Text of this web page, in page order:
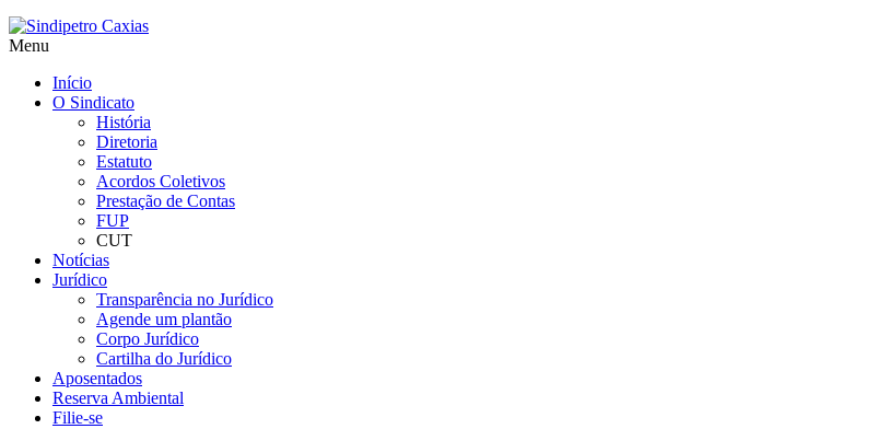
Menu
Início
O Sindicato
História
Diretoria
Estatuto
Acordos Coletivos
Prestação de Contas
FUP
CUT
Notícias
Jurídico
Transparência no Jurídico
Agende um plantão
Corpo Jurídico
Cartilha do Jurídico
Aposentados
Reserva Ambiental
Filie-se